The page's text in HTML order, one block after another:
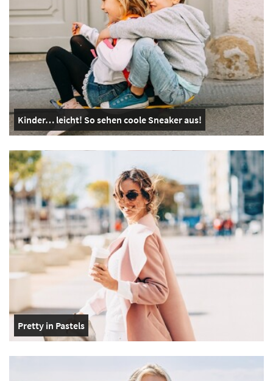
Kinder… leicht! So sehen coole Sneaker aus!
Pretty in Pastels